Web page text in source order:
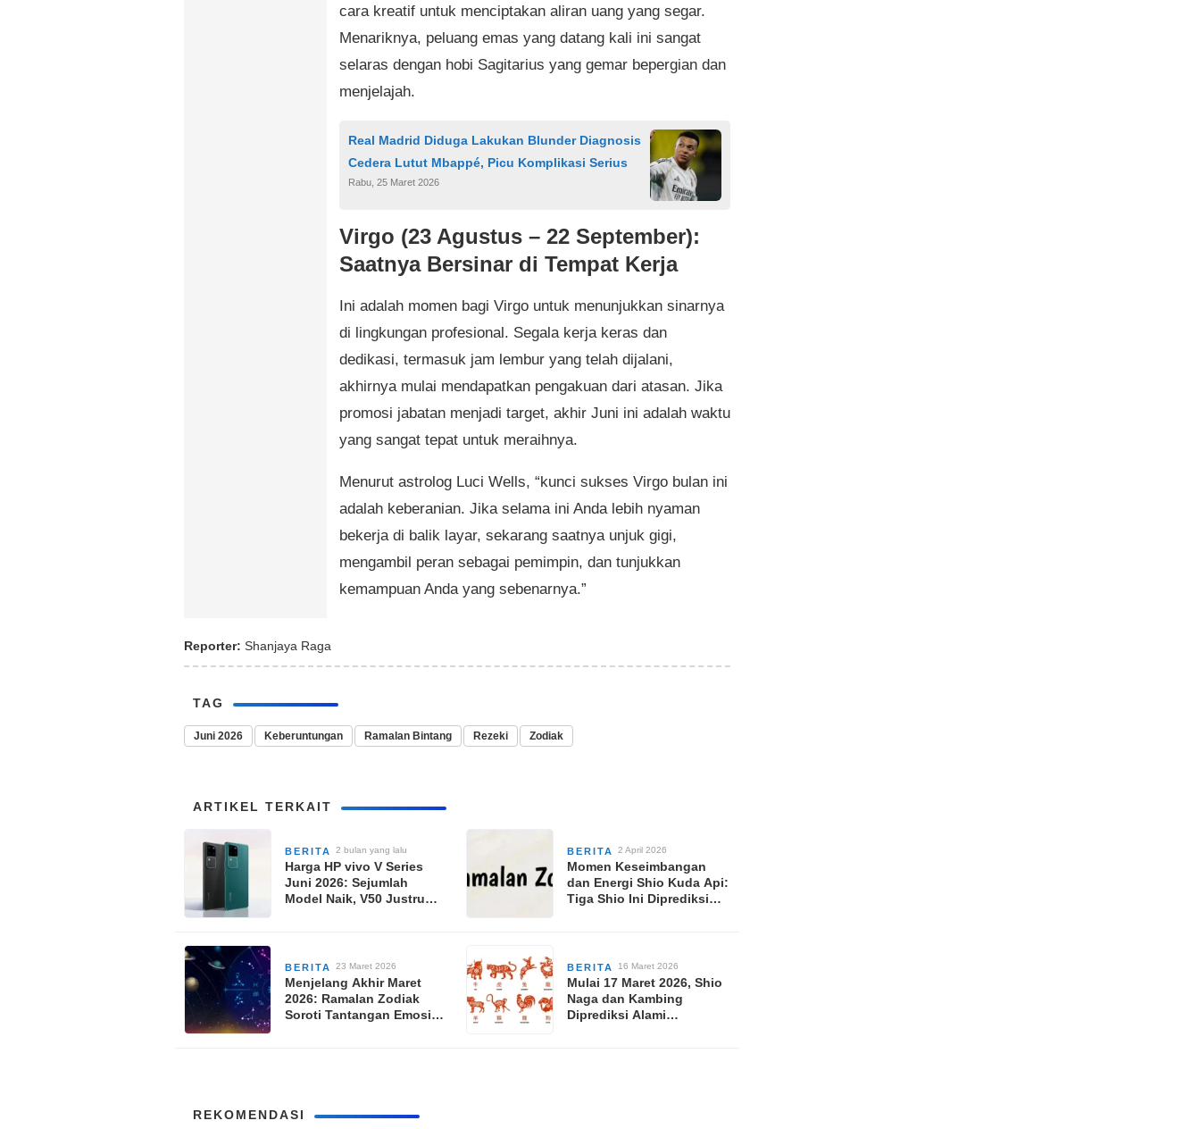
cara kreatif untuk menciptakan aliran uang yang segar.
Menariknya, peluang emas yang datang kali ini sangat
selaras dengan hobi Sagitarius yang gemar bepergian dan
menjelajah.
Real Madrid Diduga Lakukan Blunder Diagnosis
Cedera Lutut Mbappé, Picu Komplikasi Serius
Rabu, 25 Maret 2026
Virgo (23 Agustus – 22 September):
Saatnya Bersinar di Tempat Kerja
Ini adalah momen bagi Virgo untuk menunjukkan sinarnya
di lingkungan profesional. Segala kerja keras dan
dedikasi, termasuk jam lembur yang telah dijalani,
akhirnya mulai mendapatkan pengakuan dari atasan. Jika
promosi jabatan menjadi target, akhir Juni ini adalah waktu
yang sangat tepat untuk meraihnya.
Menurut astrolog Luci Wells, “kunci sukses Virgo bulan ini
adalah keberanian. Jika selama ini Anda lebih nyaman
bekerja di balik layar, sekarang saatnya unjuk gigi,
mengambil peran sebagai pemimpin, dan tunjukkan
kemampuan Anda yang sebenarnya.”
Reporter: Shanjaya Raga
TAG
Juni 2026 Keberuntungan Ramalan Bintang Rezeki Zodiak
ARTIKEL TERKAIT
BERITA 2 bulan yang lalu
Harga HP vivo V Series
Juni 2026: Sejumlah
Model Naik, V50 Justru
BERITA 2 April 2026
Momen Keseimbangan
dan Energi Shio Kuda Api:
Tiga Shio Ini Diprediksi
BERITA 23 Maret 2026
Menjelang Akhir Maret
2026: Ramalan Zodiak
Soroti Tantangan Emosi
BERITA 16 Maret 2026
Mulai 17 Maret 2026, Shio
Naga dan Kambing
Diprediksi Alami
REKOMENDASI